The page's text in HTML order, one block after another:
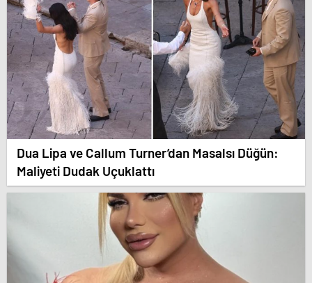
Dua Lipa ve Callum Turner’dan Masalsı Düğün:
Maliyeti Dudak Uçuklattı